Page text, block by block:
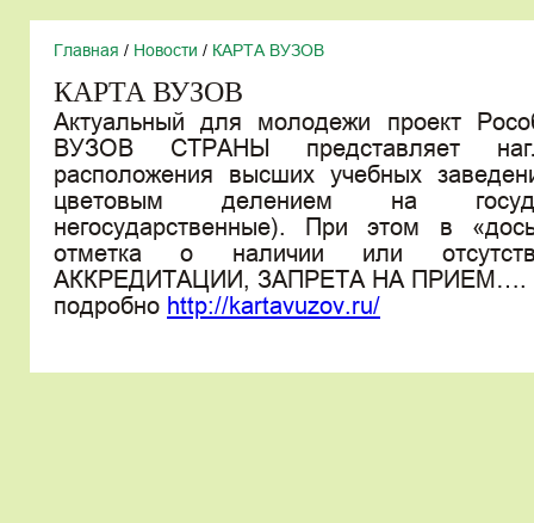
Главная / Новости / КАРТА ВУЗОВ
КАРТА ВУЗОВ
Актуальный для молодежи проект
ВУЗОВ СТРАНЫ представляет
расположения высших учебных
цветовым делением на
негосударственные). При этом в
отметка о наличии или
АККРЕДИТАЦИИ, ЗАПРЕТА НА ПРИЕМ….
подробно http://kartavuzov.ru/